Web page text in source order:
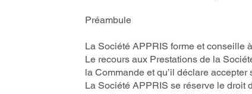
Préambule
La Société APPRIS forme et conseille
Le recours aux Prestations de la
la Commande et qu’il déclare
La Société APPRIS se réserve le droit